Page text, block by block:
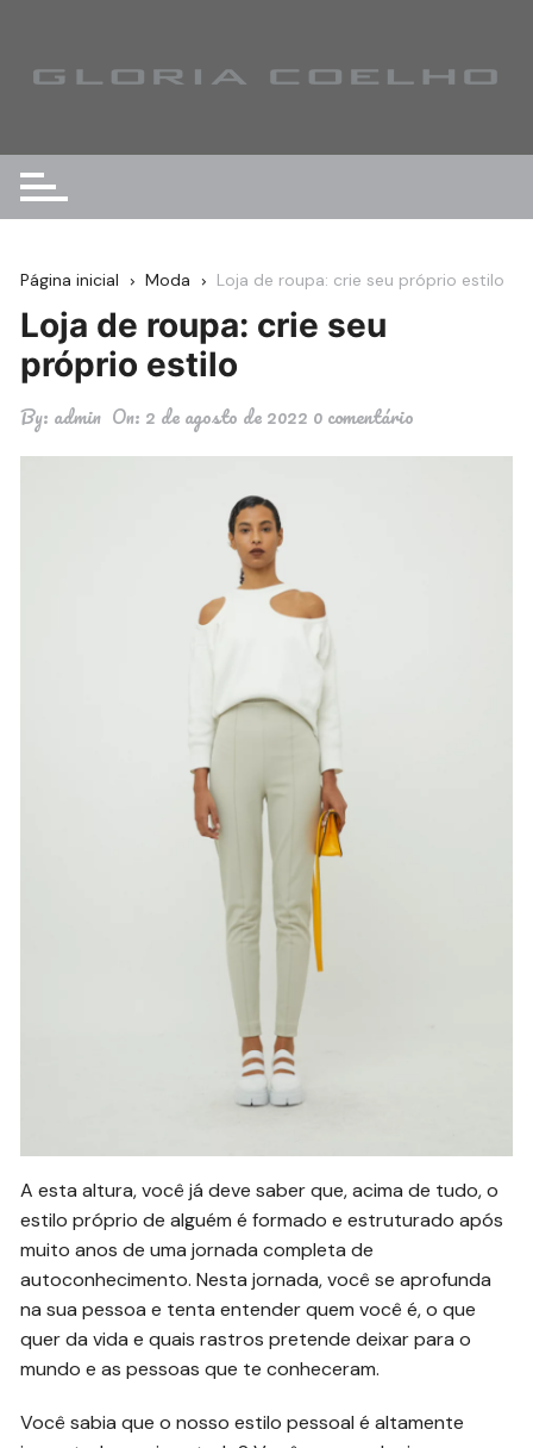
Página inicial Moda Loja de roupa: crie seu próprio estilo
Loja de roupa: crie seu
próprio estilo
By: admin On: 2 de agosto de 2022 0 comentário
A esta altura, você já deve saber que, acima de tudo, o
estilo próprio de alguém é formado e estruturado após
muito anos de uma jornada completa de
autoconhecimento. Nesta jornada, você se aprofunda
na sua pessoa e tenta entender quem você é, o que
quer da vida e quais rastros pretende deixar para o
mundo e as pessoas que te conheceram.
Você sabia que o nosso estilo pessoal é altamente